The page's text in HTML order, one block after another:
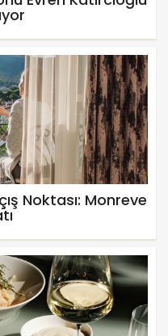
Noktası: Monreve